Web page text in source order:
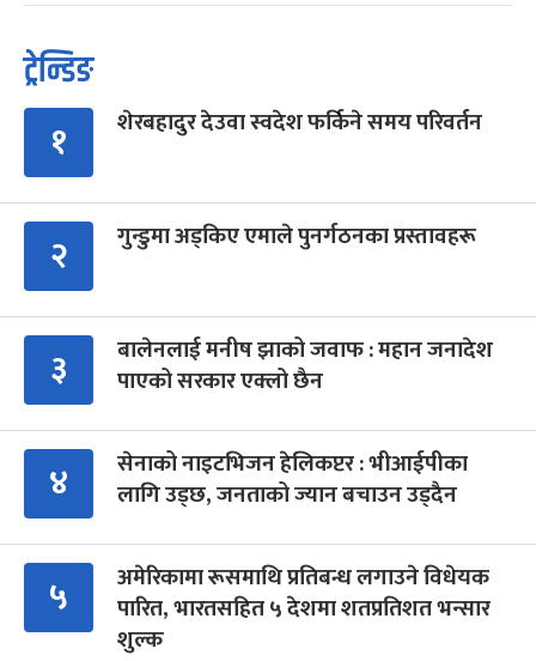
ट्रेन्डिङ
१ शेरबहादुर देउवा स्वदेश फर्किने समय परिवर्तन
२ गुन्डुमा अड्किए एमाले पुनर्गठनका प्रस्तावहरू
३
बालेनलाई मनीष झाको जवाफ : महान जनादेश
पाएको सरकार एक्लो छैन
४
सेनाको नाइटभिजन हेलिकप्टर : भीआईपीका
लागि उड्छ, जनताको ज्यान बचाउन उड्दैन
५
अमेरिकामा रूसमाथि प्रतिबन्ध लगाउने विधेयक
पारित, भारतसहित ५ देशमा शतप्रतिशत भन्सार
शुल्क